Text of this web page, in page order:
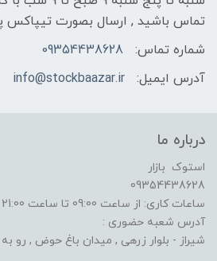
تماس باشید , ارسال بصورت تیپاکس
شماره تماس:
09354438628
آدرس ایمیل:
info@stockbaazar.ir
درباره ما
استوک بازار
09354438628
ساعات کاری: از ساعت 09:00 تا ساعت 21:00
آدرس شعبه حضوری :
شیراز - بلوار زرهی , میدان باغ حوض , رو به